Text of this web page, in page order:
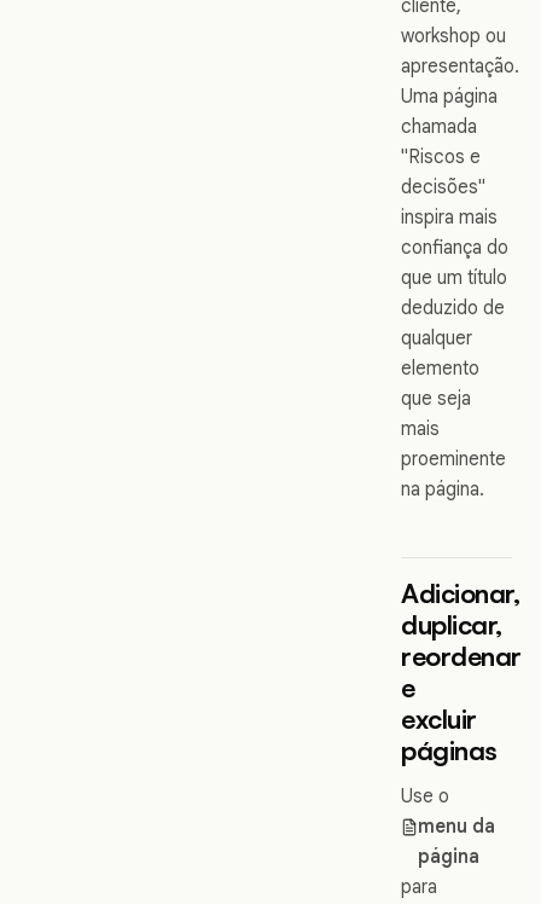
cliente,
workshop ou
apresentação.
Uma página
chamada
"Riscos e
decisões"
inspira mais
confiança do
que um título
deduzido de
qualquer
elemento
que seja
mais
proeminente
na página.
Adicionar,
duplicar,
reordenar
e
excluir
páginas
Use o
menu da
página
para